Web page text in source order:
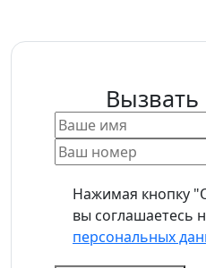
Вызвать
Нажимая кнопку
вы соглашаетесь
персональных